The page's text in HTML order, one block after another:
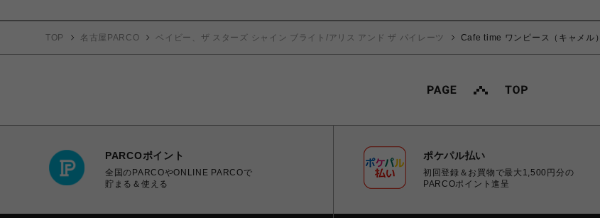
TOP 名古屋PARCO ベイビー、ザ スターズ シャイン ブライト/アリス アンド ザ パイレーツ Cafe time ワンピース（キャメル）
PARCOポイント
全国のPARCOやONLINE PARCOで
貯まる＆使える
ポケパル払い
初回登録＆お買物で最大1,500円分の
PARCOポイント進呈